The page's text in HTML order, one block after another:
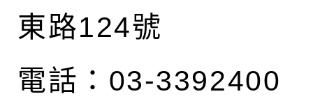
東路124號
電話：03-3392400